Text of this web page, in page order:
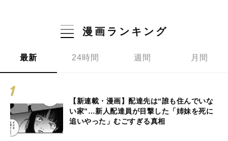
漫画ランキング
最新 24時間 週間 月間
【新連載・漫画】配達先は“誰も住んでいな
い家”…新人配達員が目撃した「姉妹を死に
追いやった」むごすぎる真相